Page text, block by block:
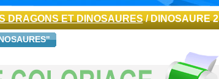
DRAGONS ET DINOSAURES/ DINOSAURE 2